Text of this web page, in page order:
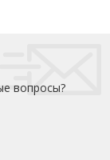
вопросы?